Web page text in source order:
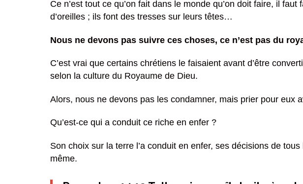
Ce n’est tout ce qu’on fait dans le monde qu’on doit faire, il
d’oreilles ; ils font des tresses sur leurs têtes…
Nous ne devons pas suivre ces choses, ce n’est pas du
C’est vrai que certains chrétiens le faisaient avant d’être
selon la culture du Royaume de Dieu.
Alors, nous ne devons pas les condamner, mais prier pour eux
Qu’est-ce qui a conduit ce riche en enfer ?
Son choix sur la terre l’a conduit en enfer, ses décisions de
même.